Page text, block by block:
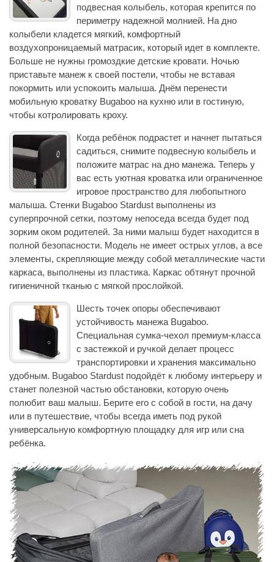
подвесная колыбель, которая крепится по
периметру надежной молнией. На дно
колыбели кладется мягкий, комфортный
воздухопроницаемый матрасик, который идет в комплекте.
Больше не нужны громоздкие детские кровати. Ночью
приставьте манеж к своей постели, чтобы не вставая
покормить или успокоить малыша. Днём перенести
мобильную кроватку Bugaboo на кухню или в гостиную,
чтобы котролировать кроху.
Когда ребёнок подрастет и начнет пытаться
садиться, снимите подвесную колыбель и
положите матрас на дно манежа. Теперь у
вас есть уютная кроватка или ограниченное
игровое пространство для любопытного
малыша. Стенки Bugaboo Stardust выполнены из
суперпрочной сетки, поэтому непоседа всегда будет под
зорким оком родителей. За ними малыш будет находится в
полной безопасности. Модель не имеет острых углов, а все
элементы, скрепляющие между собой металлические части
каркаса, выполнены из пластика. Каркас обтянут прочной
гигиеничной тканью с мягкой прослойкой.
Шесть точек опоры обеспечивают
устойчивость манежа Bugaboo.
Специальная сумка-чехол премиум-класса
с застежкой и ручкой делает процесс
транспортировки и хранения максимально
удобным. Bugaboo Stardust подойдёт к любому интерьеру и
станет полезной частью обстановки, которую очень
полюбит ваш малыш. Берите его с собой в гости, на дачу
или в путешествие, чтобы всегда иметь под рукой
универсальную комфортную площадку для игр или сна
ребёнка.